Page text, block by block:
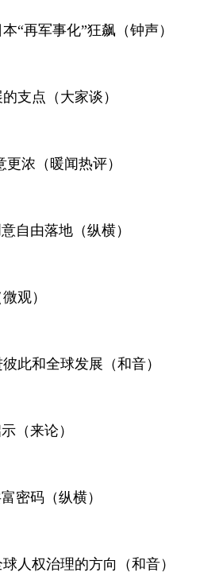
“再军事化”狂飙（钟声）
支点（大家谈）
浓（暖闻热评）
自由落地（纵横）
观）
此和全球发展（和音）
（来论）
密码（纵横）
人权治理的方向（和音）